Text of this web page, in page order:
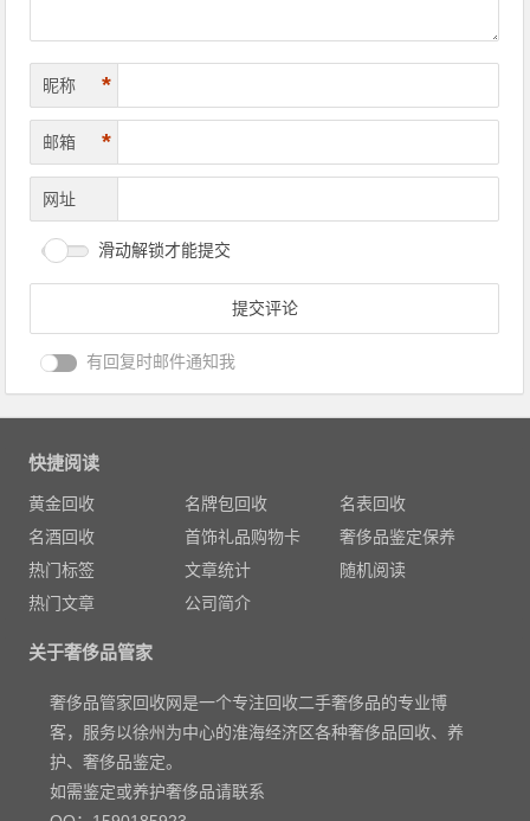
昵称 *
邮箱 *
网址
滑动解锁才能提交
有回复时邮件通知我
快捷阅读
黄金回收 名牌包回收
名表回收
名酒回收
首饰礼品购物卡
奢侈品鉴定保养
热门标签
文章统计
随机阅读
热门文章
公司简介
关于奢侈品管家
奢侈品管家回收网是一个专注回收二手奢侈品的专业博
客，服务以徐州为中心的淮海经济区各种奢侈品回收、养
护、奢侈品鉴定。
如需鉴定或养护奢侈品请联系